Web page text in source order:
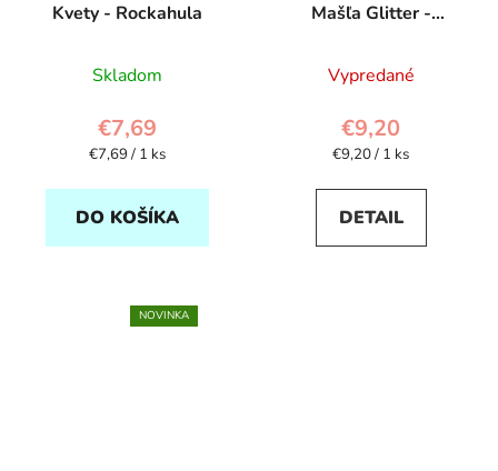
Kvety - Rockahula
Skladom
€7,69
Jednotková
€7,69 / 1 ks
DO KOŠÍKA
Mašľa Glitter -
Vypredané
€9,20
Jednotková
€9,20 / 1 ks
DETAIL
NOVINKA